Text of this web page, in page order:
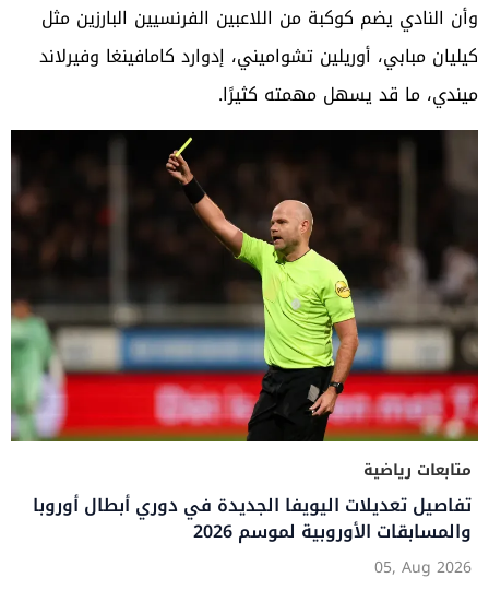
وأن النادي يضم كوكبة من اللاعبين الفرنسيين البارزين مثل
كيليان مبابي، أوريلين تشواميني، إدوارد كامافينغا وفيرلاند
ميندي، ما قد يسهل مهمته كثيرًا.
متابعات رياضية
تفاصيل تعديلات اليويفا الجديدة في دوري أبطال أوروبا
والمسابقات الأوروبية لموسم 2026
05, Aug 2026